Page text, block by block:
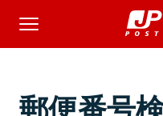
郵便番号